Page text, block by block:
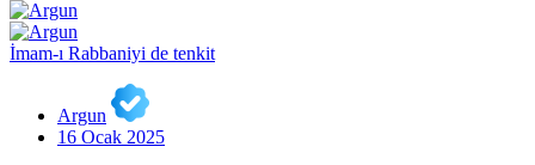
İmam-ı Rabbaniyi de tenkit
Argun
16 Ocak 2025